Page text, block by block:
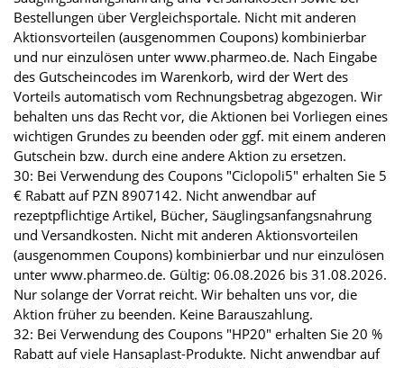
Bestellungen über Vergleichsportale. Nicht mit anderen
Aktionsvorteilen (ausgenommen Coupons) kombinierbar
und nur einzulösen unter www.pharmeo.de. Nach Eingabe
des Gutscheincodes im Warenkorb, wird der Wert des
Vorteils automatisch vom Rechnungsbetrag abgezogen. Wir
behalten uns das Recht vor, die Aktionen bei Vorliegen eines
wichtigen Grundes zu beenden oder ggf. mit einem anderen
Gutschein bzw. durch eine andere Aktion zu ersetzen.
30: Bei Verwendung des Coupons "Ciclopoli5" erhalten Sie 5
€ Rabatt auf PZN 8907142. Nicht anwendbar auf
rezeptpflichtige Artikel, Bücher, Säuglingsanfangsnahrung
und Versandkosten. Nicht mit anderen Aktionsvorteilen
(ausgenommen Coupons) kombinierbar und nur einzulösen
unter www.pharmeo.de. Gültig: 06.08.2026 bis 31.08.2026.
Nur solange der Vorrat reicht. Wir behalten uns vor, die
Aktion früher zu beenden. Keine Barauszahlung.
32: Bei Verwendung des Coupons "HP20" erhalten Sie 20 %
Rabatt auf viele Hansaplast-Produkte. Nicht anwendbar auf